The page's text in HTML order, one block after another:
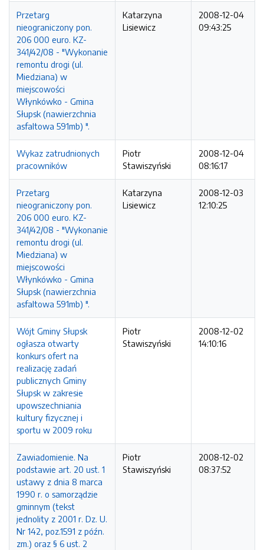
Przetarg
nieograniczony pon.
206 000 euro. KZ-
341/42/08 - "Wykonanie
remontu drogi (ul.
Miedziana) w
miejscowości
Włynkówko - Gmina
Słupsk (nawierzchnia
asfaltowa 591mb) ".
Katarzyna
Lisiewicz
2008-12-04
09:43:25
Wykaz zatrudnionych
pracowników
Piotr
Stawiszyński
2008-12-04
08:16:17
Przetarg
nieograniczony pon.
206 000 euro. KZ-
341/42/08 - "Wykonanie
remontu drogi (ul.
Miedziana) w
miejscowości
Włynkówko - Gmina
Słupsk (nawierzchnia
asfaltowa 591mb) ".
Katarzyna
Lisiewicz
2008-12-03
12:10:25
Wójt Gminy Słupsk
ogłasza otwarty
konkurs ofert na
realizację zadań
publicznych Gminy
Słupsk w zakresie
upowszechniania
kultury fizycznej i
sportu w 2009 roku
Piotr
Stawiszyński
2008-12-02
14:10:16
Zawiadomienie. Na
podstawie art. 20 ust. 1
ustawy z dnia 8 marca
1990 r. o samorządzie
gminnym (tekst
jednolity z 2001 r. Dz. U.
Nr 142, poz.1591 z późn.
zm.) oraz § 6 ust. 2
Piotr
Stawiszyński
2008-12-02
08:37:52